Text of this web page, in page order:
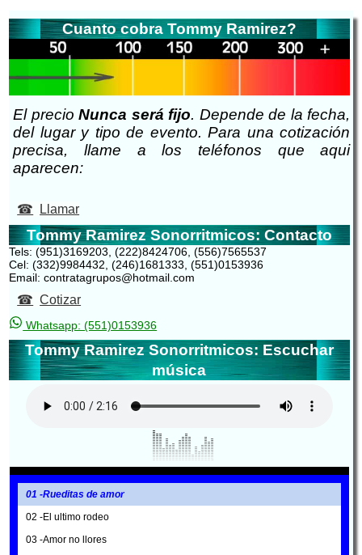
Cuanto cobra Tommy Ramirez?
El precioNunca será fijo. Depende de la fecha,
del lugar y tipo de evento. Para una cotización
precisa, llame a los teléfonos que aqui
aparecen:
Llamar
Tommy Ramirez Sonorritmicos: Contacto
Tels: (951)3169203, (222)8424706, (556)7565537
Cel: (332)9984432, (246)1681333, (551)0153936
Email: contratagrupos@hotmail.com
Cotizar
Whatsapp: (551)0153936
Tommy Ramirez Sonorritmicos: Escuchar
música
01 -Rueditas de amor
02 -El ultimo rodeo
03 -Amor no llores